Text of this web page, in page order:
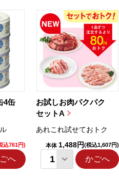
4缶
込761円)
へ
お試しお肉パクパク
セットA
あれこれ試せておトク
本体 1,488円(税込1,607円)
かごへ